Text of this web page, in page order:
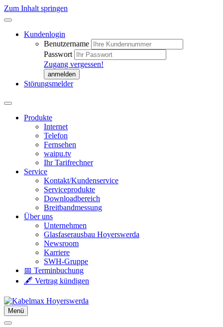
Zum Inhalt springen
Kundenlogin
Benutzername
Passwort
Zugang vergessen!
Störungsmelder
Produkte
Internet
Telefon
Fernsehen
waipu.tv
Ihr Tarifrechner
Service
Kontakt/Kundenservice
Serviceprodukte
Downloadbereich
Breitbandmessung
Über uns
Unternehmen
Glasfaserausbau Hoyerswerda
Newsroom
Karriere
SWH-Gruppe
📅 Terminbuchung
🖋️ Vertrag kündigen
Menü